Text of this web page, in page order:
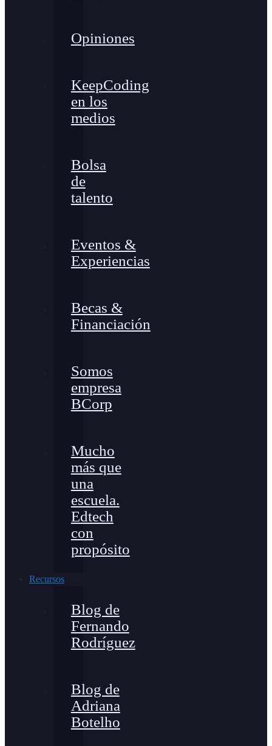
Opiniones
KeepCoding
en los
medios
Bolsa
de
talento
Eventos &
Experiencias
Becas &
Financiación
Somos
empresa
BCorp
Mucho
más que
una
escuela.
Edtech
con
propósito
Recursos
Blog de
Fernando
Rodríguez
Blog de
Adriana
Botelho